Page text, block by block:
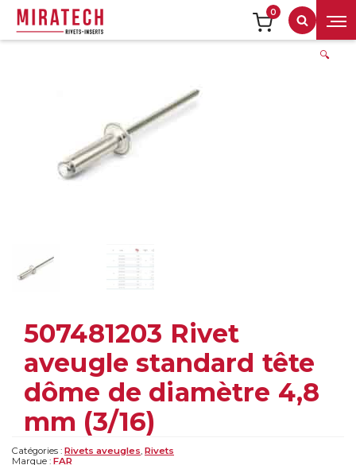
0
🔍
507481203 Rivet
aveugle standard tête
dôme de diamètre 4,8
mm (3/16)
Catégories : Rivets aveugles, Rivets
Marque : FAR